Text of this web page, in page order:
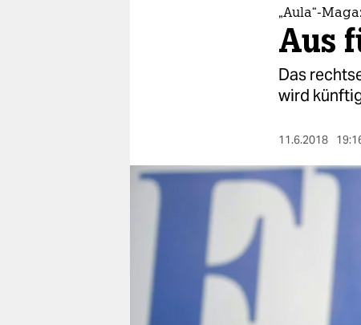
nord
wahrheit
verlag
„Aula“-
Aus
Das
wird
11.6.2018